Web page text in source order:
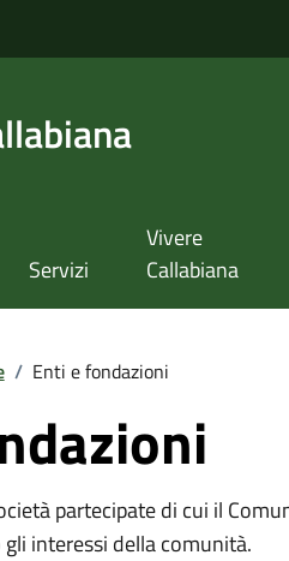
Servizi
Vivere
Callabiana
/ Enti e fondazioni
partecipate di cui il
interessi della comunità.